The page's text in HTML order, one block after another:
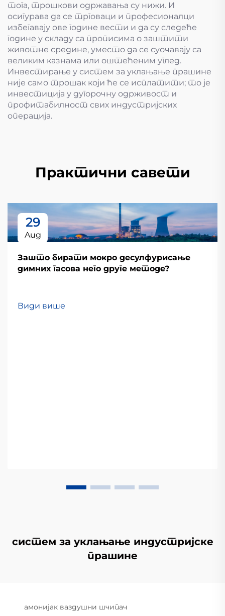
тога, трошкови одржавања су нижи. И
осигурава да се трговаци и професионалци
избегавају ове године вести и да су следеће
године у складу са прописима о заштити
животне средине, уместо да се суочавају са
великим казнама или оштећеним углед.
Инвестирање у систем за уклањање прашине
није само трошак који ће се исплатити; то је
инвестиција у дугорочну одрживост и
профитабилност свих индустријских
операција.
Практични савети
29
Aug
Зашто бирати мокро десулфурисање
димних гасова него друге методе?
Види више
систем за уклањање индустријске
прашине
амонијак ваздушни шчипач